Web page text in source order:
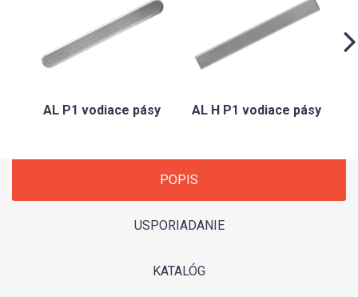
AL P1 vodiace pásy AL H P1 vodiace pásy
POPIS
USPORIADANIE
KATALÓG